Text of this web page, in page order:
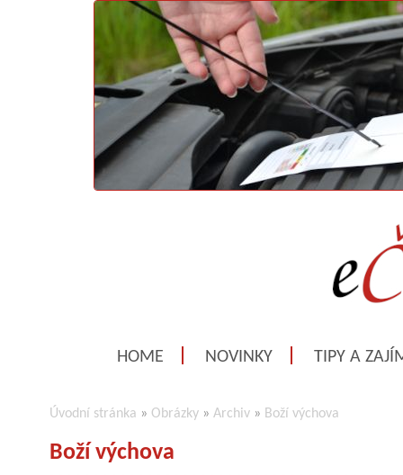
HOME NOVINKY TIPY A
Úvodní stránka » Obrázky » Archiv » Boží výchova
Boží výchova